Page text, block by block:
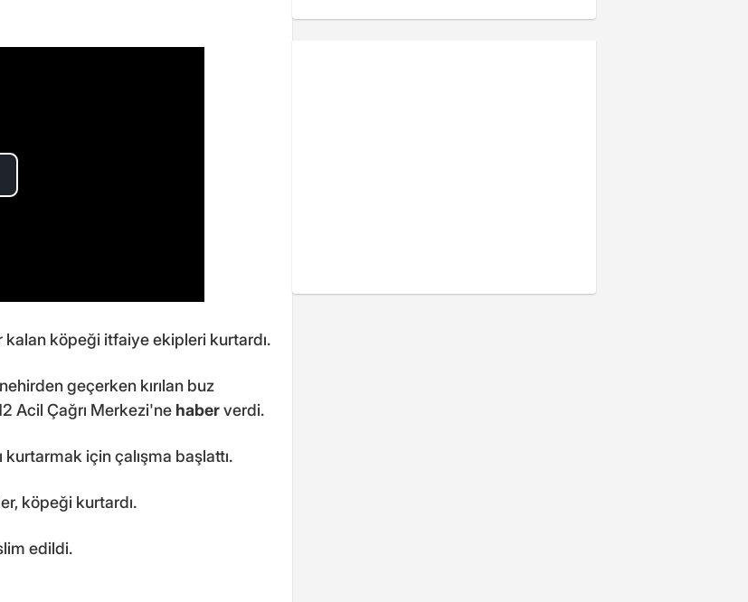
köpeği itfaiye ekipleri kurtardı.
geçerken kırılan buz
Acil Çağrı Merkezi'ne haberverdi.
için çalışma başlattı.
köpeği kurtardı.
edildi.